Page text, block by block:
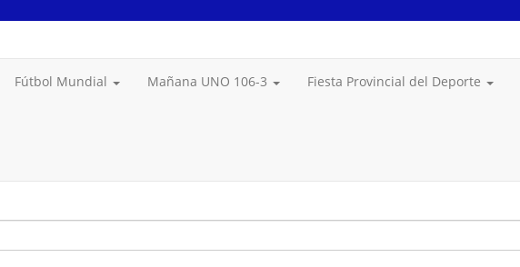
Fútbol Mundial Mañana UNO 106-3 Fiesta Provincial del Deporte